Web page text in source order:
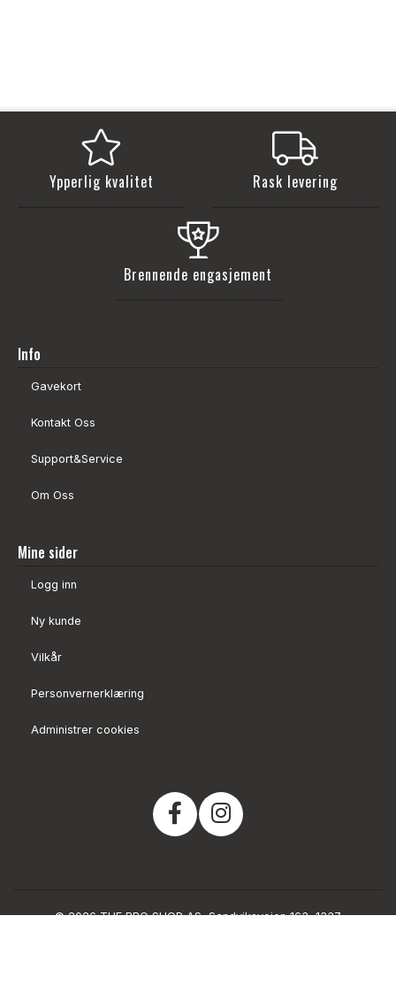
Ypperlig kvalitet Rask levering
Brennende engasjement
Info
Gavekort
Kontakt Oss
Support&Service
Om Oss
Mine sider
Logg inn
Ny kunde
Vilkår
Personvernerklæring
Administrer cookies
© 2026 THE BBQ SHOP AS, Sandviksveien 163, 1337